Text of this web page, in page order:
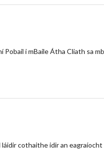
i mBaile Átha Cliath sa
cothaithe idir an